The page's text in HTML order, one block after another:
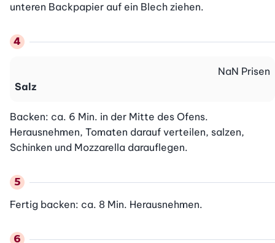
unteren Backpapier auf ein Blech ziehen.
Salz
NaN Prisen
Backen: ca. 6 Min. in der Mitte des Ofens.
Herausnehmen, Tomaten darauf verteilen, salzen,
Schinken und Mozzarella darauflegen.
Fertig backen: ca. 8 Min. Herausnehmen.